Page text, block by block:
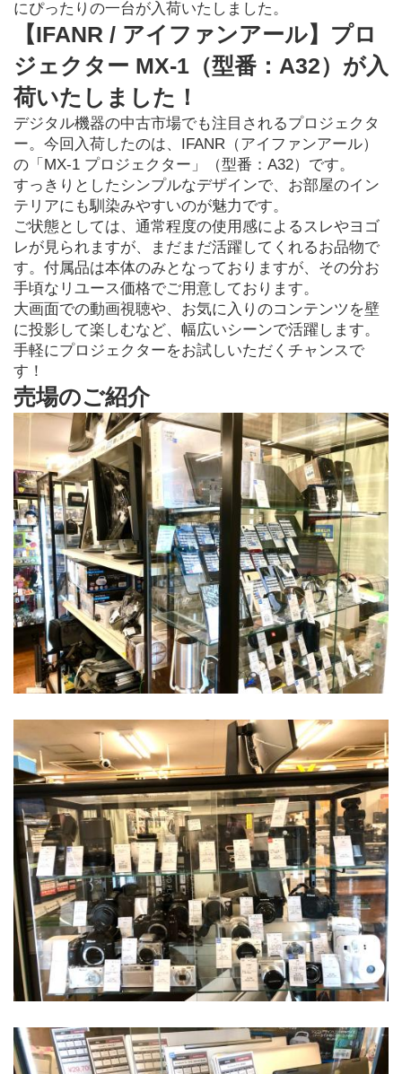
にぴったりの一台が入荷いたしました。
【IFANR / アイファンアール】プロ
ジェクター MX-1（型番：A32）が入
荷いたしました！
デジタル機器の中古市場でも注目されるプロジェクタ
ー。今回入荷したのは、IFANR（アイファンアール）
の「MX-1 プロジェクター」（型番：A32）です。
すっきりとしたシンプルなデザインで、お部屋のイン
テリアにも馴染みやすいのが魅力です。
ご状態としては、通常程度の使用感によるスレやヨゴ
レが見られますが、まだまだ活躍してくれるお品物で
す。付属品は本体のみとなっておりますが、その分お
手頃なリユース価格でご用意しております。
大画面での動画視聴や、お気に入りのコンテンツを壁
に投影して楽しむなど、幅広いシーンで活躍します。
手軽にプロジェクターをお試しいただくチャンスで
す！
売場のご紹介